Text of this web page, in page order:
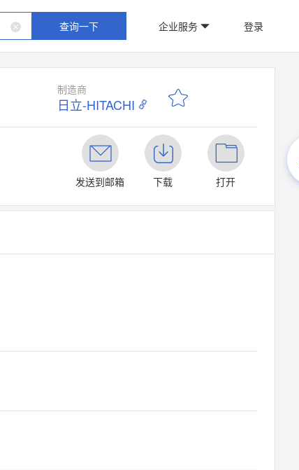
查询一下 企业服务 登录
制造商
日立-HITACHI
发送到邮箱
下载 打开